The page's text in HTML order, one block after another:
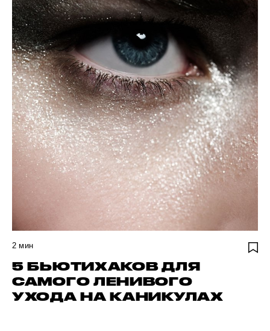
2 мин
5 БЬЮТИХАКОВ ДЛЯ
САМОГО ЛЕНИВОГО
УХОДА НА КАНИКУЛАХ